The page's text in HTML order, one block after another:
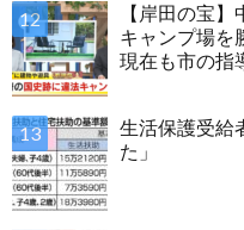
【岸田の宝
キャンプ場を
現在も市の指
生活保護受給
た」